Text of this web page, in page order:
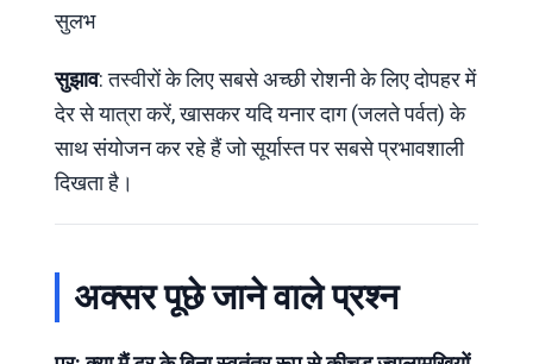
सुलभ
सुझाव: तस्वीरों के लिए सबसे अच्छी रोशनी के लिए दोपहर में
देर से यात्रा करें, खासकर यदि यनार दाग (जलते पर्वत) के
साथ संयोजन कर रहे हैं जो सूर्यास्त पर सबसे प्रभावशाली
दिखता है।
अक्सर पूछे जाने वाले प्रश्न